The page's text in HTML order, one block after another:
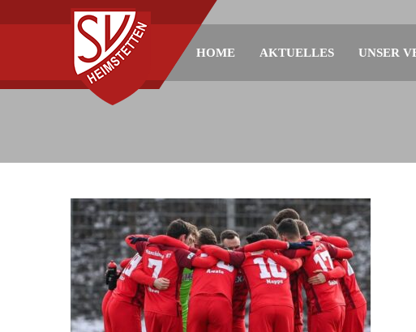
HOME AKTUELLES UNSER